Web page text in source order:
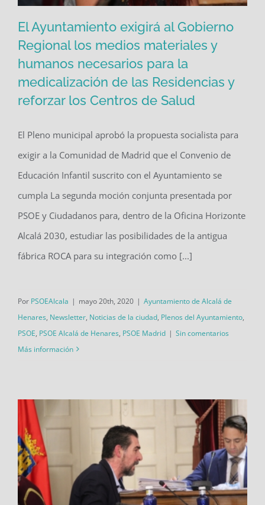
El Ayuntamiento exigirá al Gobierno
Regional los medios materiales y
humanos necesarios para la
reforzar los Centros de Salud
El Ayuntamiento exigirá al Gobierno
Regional los medios materiales y
humanos necesarios para la
medicalización de las Residencias y
reforzar los Centros de Salud
El Pleno municipal aprobó la propuesta socialista para
exigir a la Comunidad de Madrid que el Convenio de
Educación Infantil suscrito con el Ayuntamiento se
cumpla La segunda moción conjunta presentada por
PSOE y Ciudadanos para, dentro de la Oficina Horizonte
Alcalá 2030, estudiar las posibilidades de la antigua
fábrica ROCA para su integración como [...]
Por PSOEAlcala | mayo 20th, 2020 | Ayuntamiento de Alcalá de
Henares, Newsletter, Noticias de la ciudad, Plenos del Ayuntamiento,
PSOE, PSOE Alcalá de Henares, PSOE Madrid | Sin comentarios
Más información